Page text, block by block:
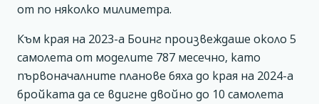
от по няколко милиметра.
Към края на 2023-а Боинг произвеждаше около 5
самолета от моделите 787 месечно, като
първоначалните планове бяха до края на 2024-а
бройката да се вдигне двойно до 10 самолета